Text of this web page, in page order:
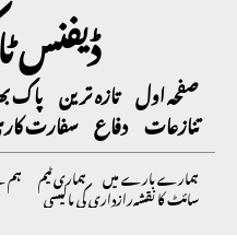
ڈیفنس
صفحہ اول تازہ ترین پاک
تنازعات دفاع سفارت
ہمارے بارے میں ہماری ٹیم ہم
سائٹ کا نقشہرازداری کی پالیسی